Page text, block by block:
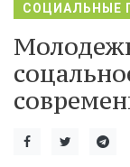
СОЦИАЛЬНЫЕ